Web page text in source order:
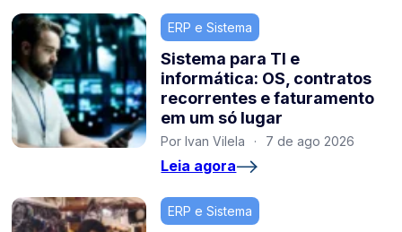
ERP e Sistema
Sistema para TI e
informática: OS, contratos
recorrentes e faturamento
em um só lugar
Por Ivan Vilela · 7 de ago 2026
Leia agora
ERP e Sistema